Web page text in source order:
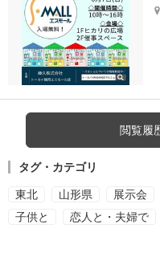
閲覧履
タグ・カテゴリ
東北 山形県 展示会
子供と
恋人と・夫婦で